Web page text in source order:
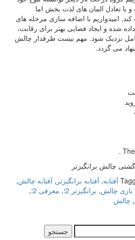
و با تعادل المان های لذت بخش اما
امیدواریم با اضافه سازی مرحله های
شده و ایجاد فضایی بهتر برای رقابت،
به تکامل نزدیک شود. مهم نیست طرفدار چالش
می گردد.
آفتابه,آفتابه برانگیزتر ,آفتابه چالش,
بازی چالش, برانگیزتر 2؛ , معرفی 2؛
,
چالش